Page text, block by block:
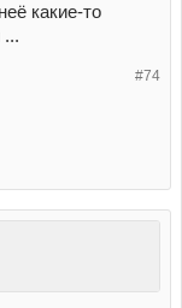
какие-то
...
#74